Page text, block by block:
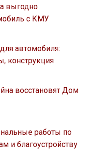
выгодно
с КМУ
автомобиля:
конструкция
восстановят Дом
работы по
и благоустройству